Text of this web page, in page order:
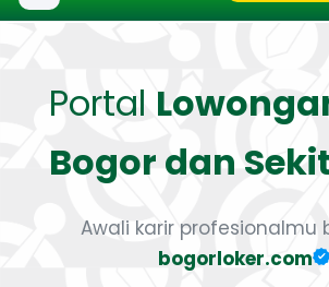
Portal
Bogor dan
Awali karir profesionalmu
bogorloker.com